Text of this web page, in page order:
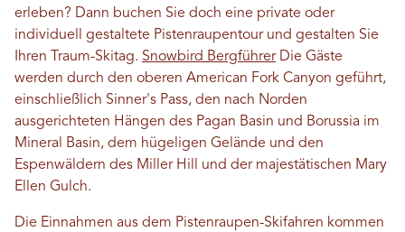
erleben? Dann buchen Sie doch eine private oder
individuell gestaltete Pistenraupentour und gestalten Sie
Ihren Traum-Skitag. Snowbird BergführerDie Gäste
werden durch den oberen American Fork Canyon geführt,
einschließlich Sinner's Pass, den nach Norden
ausgerichteten Hängen des Pagan Basin und Borussia im
Mineral Basin, dem hügeligen Gelände und den
Espenwäldern des Miller Hill und der majestätischen Mary
Ellen Gulch.
Die Einnahmen aus dem Pistenraupen-Skifahren kommen